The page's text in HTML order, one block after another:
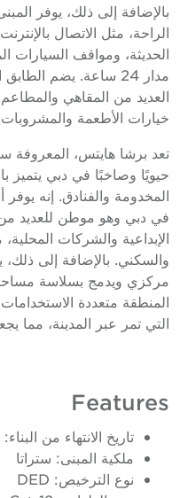
بالإضافة إلى ذلك، يوفر
الراحة، مثل الاتصال
الحديثة، ومواقف السيارات
مدار 24 ساعة. يضم
العديد من المقاهي
خيارات الأطعمة والمشروبات.
تعد برشا هايتس، المعروفة
حيويًا وصاخبًا في دبي يتميز
المخدومة والفنادق. إنه يوفر
في دبي وهو موطن للعديد من
الإبداعية والشركات المحلية،
مركزي ويدمج بسلاسة مساحات
المنطقة متعددة الاستخدامات
التي تمر عبر المدينة، مما
Features
تاريخ الانتهاء من البناء: 2008
ملكية المبنى: ستراتا
نوع الترخيص: DED